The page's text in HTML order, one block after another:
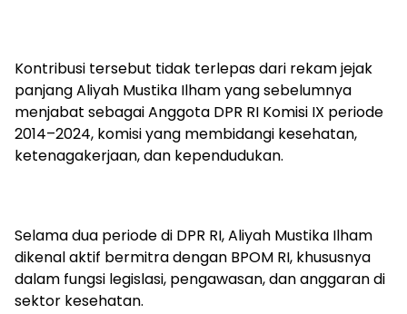
Kontribusi tersebut tidak terlepas dari rekam jejak
panjang Aliyah Mustika Ilham yang sebelumnya
menjabat sebagai Anggota DPR RI Komisi IX periode
2014–2024, komisi yang membidangi kesehatan,
ketenagakerjaan, dan kependudukan.
Selama dua periode di DPR RI, Aliyah Mustika Ilham
dikenal aktif bermitra dengan BPOM RI, khususnya
dalam fungsi legislasi, pengawasan, dan anggaran di
sektor kesehatan.